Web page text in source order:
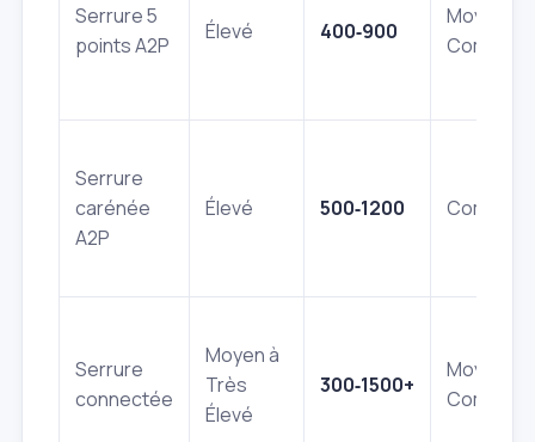
Serrure 5
points A2P
Élevé 400‑900
Moyenne
Serrure
carénée
A2P
Élevé 500‑1200
Serrure
connectée
Moyen à
Très
Élevé
300‑1500+
Moyenne